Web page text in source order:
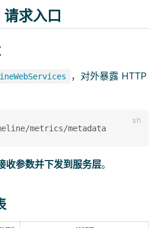
求入口
，对外暴露 HTTP
收参数并下发到服务层。